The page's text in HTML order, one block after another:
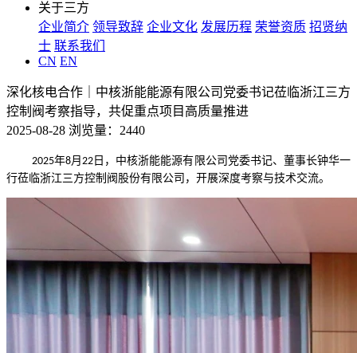
关于三方
企业简介 领导致辞 企业文化 发展历程 荣誉资质 招贤纳
士 联系我们
CN EN
深化核电合作｜中核浙能能源有限公司党委书记莅临浙江三方
控制阀考察指导，共促重点项目高质量推进
2025-08-28 浏览量：2440
2025年8月22 日，中核浙能能源有限公司党委书记、董事长钟华一
行莅临浙江三方控制阀股份有限公司，开展深度考察与技术交流。